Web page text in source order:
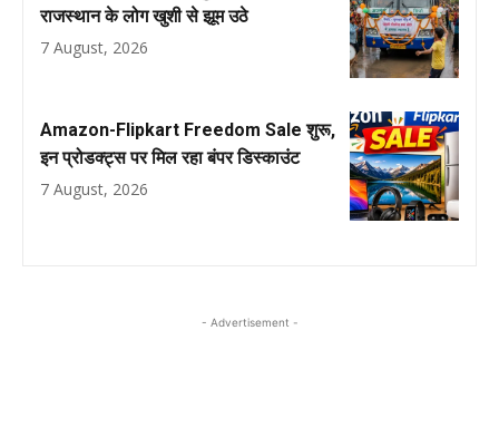
राजस्थान के लोग खुशी से झूम उठे
7 August, 2026
Amazon-Flipkart Freedom Sale शुरू,
इन प्रोडक्ट्स पर मिल रहा बंपर डिस्काउंट
7 August, 2026
- Advertisement -